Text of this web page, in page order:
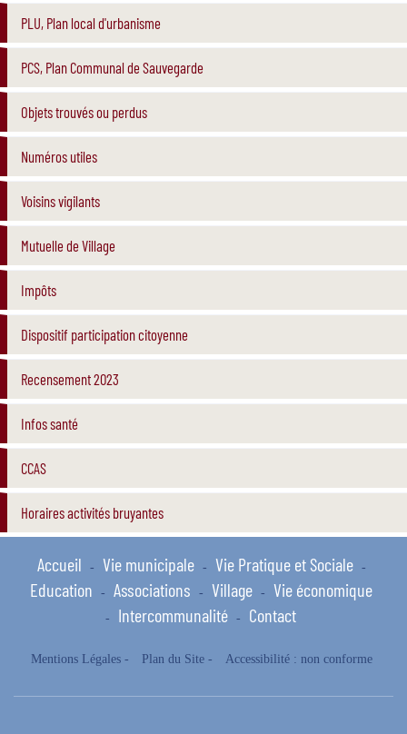
PLU, Plan local d'urbanisme
PCS, Plan Communal de Sauvegarde
Objets trouvés ou perdus
Numéros utiles
Voisins vigilants
Mutuelle de Village
Impôts
Dispositif participation citoyenne
Recensement 2023
Infos santé
CCAS
Horaires activités bruyantes
Accueil - Vie municipale - Vie Pratique et Sociale -
Education - Associations - Village - Vie économique
- Intercommunalité - Contact
Mentions Légales- Plan du Site- Accessibilité : non conforme